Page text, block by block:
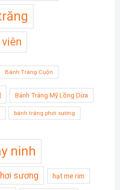
Bánh Tráng Cuộn
Bánh Tráng Mỹ Lồng Dừa
bánh tráng phơi sương
ninh
sương hạt me rim